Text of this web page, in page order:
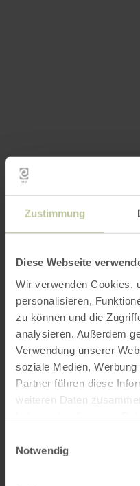
Zustimmung
Diese Webseite
Wir verwenden Cookies,
personalisieren,
zu können und die
analysieren. Außerdem
Verwendung unserer
soziale Medien,
Partner führen diese
weiteren Daten
Notwendig